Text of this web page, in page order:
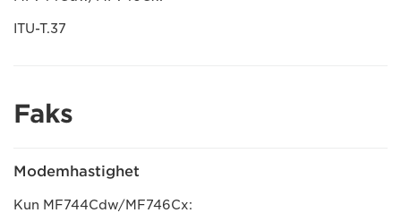
ITU-T.37
Faks
Modemhastighet
Kun MF744Cdw/MF746Cx: